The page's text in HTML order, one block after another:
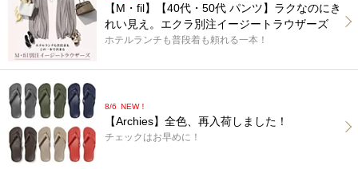
【M・fil】【40代・50代 パンツ】ラクなのにき
れい見え。エクラ別注イージートラウザーズ
ホテルランチも普段着も頼れる一本！
8/6 NEW！
【Archies】全色、再入荷しました！
チェックはお早めに！